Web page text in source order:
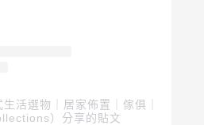
活選物｜居家佈置｜傢俱｜
）分享的貼文